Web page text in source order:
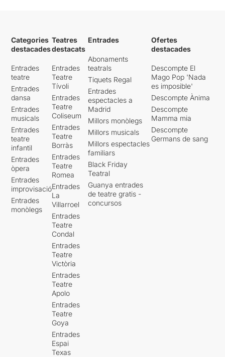
Categories
destacades
Entrades
teatre
Entrades
dansa
Entrades
musicals
Entrades
teatre
infantil
Entrades
òpera
Entrades
improvisació
Entrades
monòlegs
Teatres
destacats
Entrades
Teatre
Tívoli
Entrades
Teatre
Coliseum
Entrades
Teatre
Borràs
Entrades
Teatre
Romea
Entrades
La
Villarroel
Entrades
Teatre
Condal
Entrades
Teatre
Victòria
Entrades
Teatre
Apolo
Entrades
Teatre
Goya
Entrades
Espai
Texas
Entrades
Abonaments
teatrals
Tiquets Regal
Entrades
espectacles a
Madrid
Millors monòlegs
Millors musicals
Millors espectacles
familiars
Black Friday
Teatral
Guanya entrades
de teatre gratis -
concursos
Ofertes
destacades
Descompte El
Mago Pop 'Nada
es imposible'
Descompte Ànima
Descompte
Mamma mia
Descompte
Germans de sang